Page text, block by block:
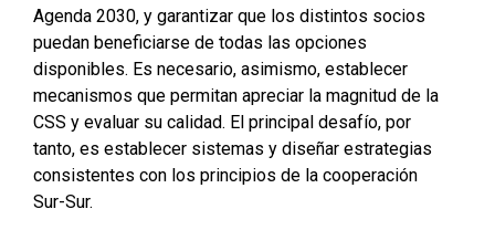
Agenda 2030, y garantizar que los distintos socios
puedan beneficiarse de todas las opciones
disponibles. Es necesario, asimismo, establecer
mecanismos que permitan apreciar la magnitud de la
CSS y evaluar su calidad. El principal desafío, por
tanto, es establecer sistemas y diseñar estrategias
consistentes con los principios de la cooperación
Sur-Sur.